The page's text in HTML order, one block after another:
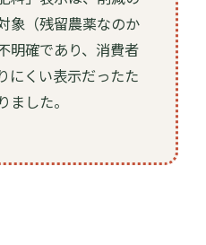
象（残留農薬なのか
明確であり、消費者
にくい表示だったた
ました。